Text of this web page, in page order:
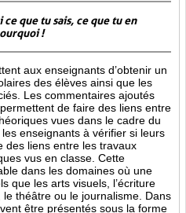
que tu sais, ce que tu en
!
aux enseignants d’obtenir un
des élèves ainsi que les
Les commentaires ajoutés
de faire des liens entre
vues dans le cadre du
enseignants à vérifier si leurs
des liens entre les travaux
vus en classe. Cette
dans les domaines où une
que les arts visuels, l’écriture
théâtre ou le journalisme. Dans
être présentés sous la forme